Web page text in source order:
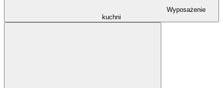
Wyposażenie
kuchni